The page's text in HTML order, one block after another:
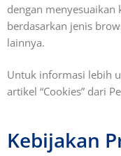
dengan
berdasarkan jenis
lainnya.
Untuk informasi lebih
artikel “Cookies” dari
Kebijakan